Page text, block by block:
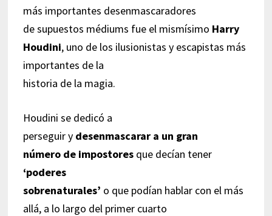
más importantes desenmascaradores
de supuestos médiums fue el mismísimo Harry
Houdini, uno de los ilusionistas y escapistas más
importantes de la
historia de la magia.
Houdini se dedicó a
perseguir y desenmascarar a un gran
número de impostoresque decían tener
‘poderes
sobrenaturales’ o que podían hablar con el más
allá, a lo largo del primer cuarto